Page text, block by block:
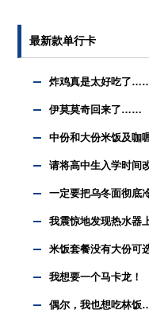
最新款单行卡
炸鸡真是太好吃了
伊莫莫奇回来了……
中份和大份米饭及咖
请将高中生入学时
一定要把乌冬面彻
我震惊地发现热水
米饭套餐没有大份
我想要一个马卡龙！
偶尔，我也想吃林